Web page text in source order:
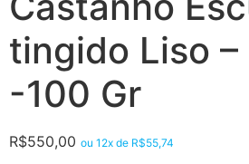
tingido Liso
-100 Gr
R$550,00 ou 12x de R$55,74